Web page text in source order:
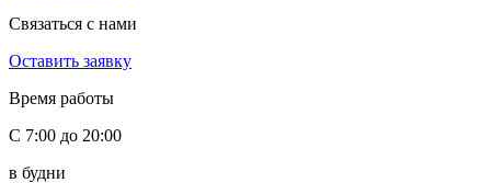
Связаться с нами
Оставить заявку
Время работы
С 7:00 до 20:00
в будни